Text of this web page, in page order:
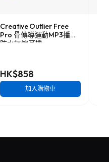
Creative Outlier Free
Pro 骨傳導運動MP3播放
防水無線耳機
HK$858
加入購物車